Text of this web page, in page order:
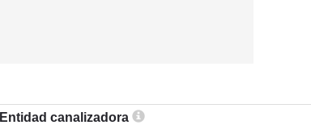
Entidad canalizadora